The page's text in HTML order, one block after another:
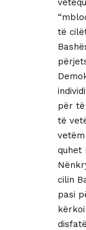
të
për
të
vetëm
quhet
cilin
pasi